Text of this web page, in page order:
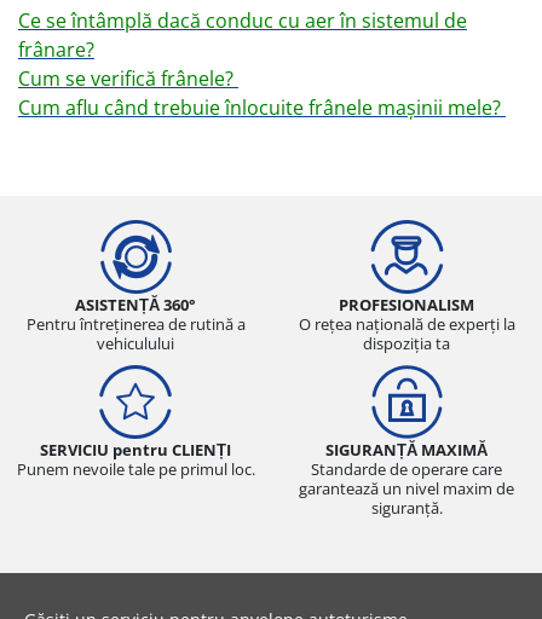
Ce se întâmplă dacă conduc cu aer în sistemul de
frânare?
Cum se verifică frânele?
Cum aflu când trebuie înlocuite frânele mașinii mele?
ASISTENȚĂ 360°
Pentru întreținerea de rutină a
vehiculului
PROFESIONALISM
O rețea națională de experți la
dispoziția ta
SERVICIU pentru CLIENȚI
Punem nevoile tale pe primul loc.
SIGURANȚĂ MAXIMĂ
Standarde de operare care
garantează un nivel maxim de
siguranță.